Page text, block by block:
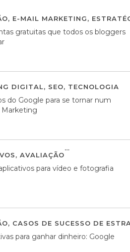
, E-MAIL MARKETING,
gratuitas que todos os bloggers
DIGITAL, SEO, TECNOLOGIA
do Google para se tornar num
, AVALIAÇÃO
para vídeo e fotografia
, CASOS DE SUCESSO DE
para ganhar dinheiro: Google